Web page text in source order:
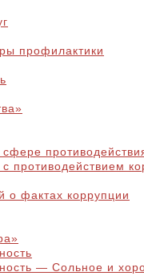
профилактики
противодействием
о фактах коррупции
— Сольное и